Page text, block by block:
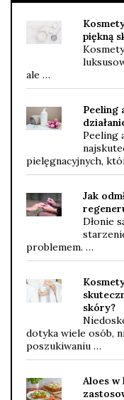
piękną
ale …
Peeling
Peeling
pielęgnacyjnych,
Jak
Dłonie
problemem. …
skóry?
dotyka wiele osób,
poszukiwaniu …
Aloes w